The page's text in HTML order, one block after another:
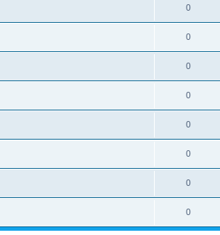
0
0
0
0
0
0
0
0